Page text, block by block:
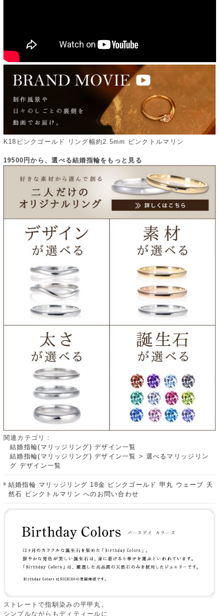
K18ピンクゴールド リング幅約2.5mm ピンクトルマリン
19500円から、選べる結婚指輪をもっと見る
関連カテゴリ：
結婚指輪(マリッジリング) デザイン一覧
結婚指輪(マリッジリング) デザイン一覧 > 選べるマリッジリン
グ デザイン一覧
結婚指輪 マリッジリング 18金 ピンクゴールド 甲丸 ウェーブ 天
然石 ピンクトルマリン へのお問い合わせ
ストレートで指馴染みの平甲丸。
シンプルながらもディティールに